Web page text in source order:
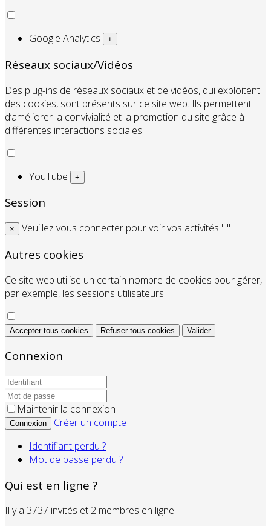
Google Analytics +
Réseaux sociaux/Vidéos
Des plug-ins de réseaux sociaux et de vidéos, qui exploitent
des cookies, sont présents sur ce site web. Ils permettent
d’améliorer la convivialité et la promotion du site grâce à
différentes interactions sociales.
YouTube +
Session
× Veuillez vous connecter pour voir vos activités "!"
Autres cookies
Ce site web utilise un certain nombre de cookies pour gérer,
par exemple, les sessions utilisateurs.
Accepter tous cookies Refuser tous cookies Valider
Connexion
Maintenir la connexion
Connexion
Créer un compte
Identifiant perdu ?
Mot de passe perdu ?
Qui est en ligne ?
Il y a 3737 invités et 2 membres en ligne